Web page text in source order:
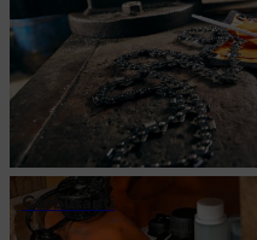
Carburanti